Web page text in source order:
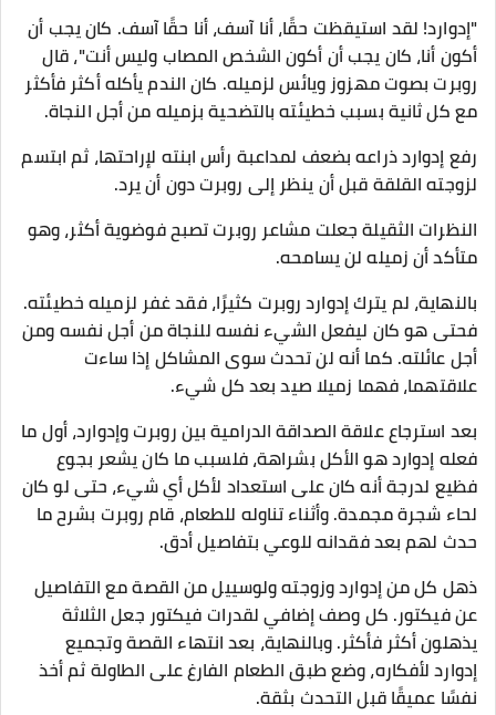
"إدوارد! لقد استيقظت حقًا، أنا آسف، أنا حقًا آسف. كان يجب أن
أكون أنا، كان يجب أن أكون الشخص المصاب وليس أنت"، قال
روبرت بصوت مهزوز ويائس لزميله. كان الندم يأكله أكثر فأكثر
مع كل ثانية بسبب خطيئته بالتضحية بزميله من أجل النجاة.
رفع إدوارد ذراعه بضعف لمداعبة رأس ابنته لإراحتها، ثم ابتسم
لزوجته القلقة قبل أن ينظر إلى روبرت دون أن يرد.
النظرات الثقيلة جعلت مشاعر روبرت تصبح فوضوية أكثر، وهو
متأكد أن زميله لن يسامحه.
بالنهاية، لم يترك إدوارد روبرت كثيرًا، فقد غفر لزميله خطيئته.
فحتى هو كان ليفعل الشيء نفسه للنجاة من أجل نفسه ومن
أجل عائلته. كما أنه لن تحدث سوى المشاكل إذا ساءت
علاقتهما، فهما زميلا صيد بعد كل شيء.
بعد استرجاع علاقة الصداقة الدرامية بين روبرت وإدوارد، أول ما
فعله إدوارد هو الأكل بشراهة، فلسبب ما كان يشعر بجوع
فظيع لدرجة أنه كان على استعداد لأكل أي شيء، حتى لو كان
لحاء شجرة مجمدة. وأثناء تناوله للطعام، قام روبرت بشرح ما
حدث لهم بعد فقدانه للوعي بتفاصيل أدق.
ذهل كل من إدوارد وزوجته ولوسييل من القصة مع التفاصيل
عن فيكتور. كل وصف إضافي لقدرات فيكتور جعل الثلاثة
يذهلون أكثر فأكثر. وبالنهاية، بعد انتهاء القصة وتجميع
إدوارد لأفكاره، وضع طبق الطعام الفارغ على الطاولة ثم أخذ
نفسًا عميقًا قبل التحدث بثقة.